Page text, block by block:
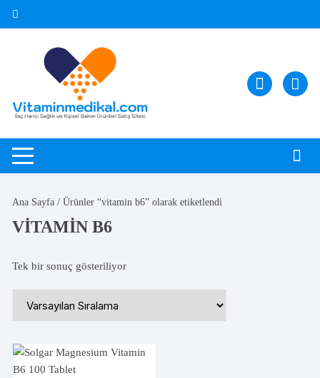
Skip
Ana Sayfa / Ürünler “vitamin b6” olarak etiketlendi
VITAMIN B6
Tek bir sonuç gösteriliyor